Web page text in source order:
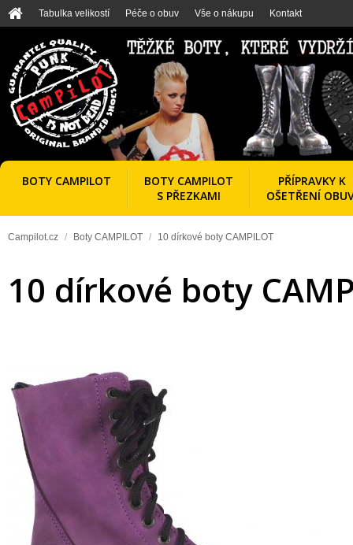
Tabulka velikostí Péče o obuv Vše o nákupu Kontakt
BOTY CAMPILOT
BOTY CAMPILOT
S PŘEZKAMI
PŘÍPRAVKY K
OŠETŘENÍ
Campilot.cz / Boty CAMPILOT / 10 dírkové boty CAMPILOT
10 dírkové boty